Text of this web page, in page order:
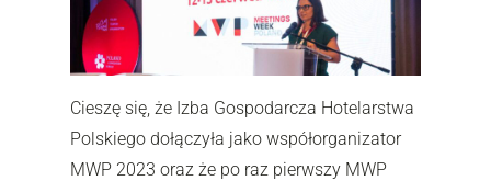
Cieszę się, że Izba Gospodarcza Hotelarstwa
Polskiego dołączyła jako współorganizator
MWP 2023 oraz że po raz pierwszy MWP